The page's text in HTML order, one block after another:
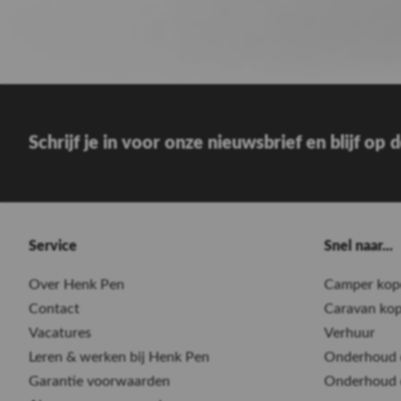
Schrijf je in voor onze nieuwsbrief en blijf op
Service
Over Henk Pen
Contact
Vacatures
Leren & werken bij Henk Pen
Garantie voorwaarden
Snel naar...
Camper
Caravan
Verhuur
Onderhoud
Onderhoud